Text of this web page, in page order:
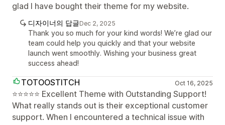
glad I have bought their theme for my website.
디자이너의 답글Dec 2, 2025
Thank you so much for your kind words! We’re glad our
team could help you quickly and that your website
launch went smoothly. Wishing your business great
success ahead!
TOTOOSTITCH Oct 16, 2025
⭐⭐⭐⭐⭐ Excellent Theme with Outstanding Support!
What really stands out is their exceptional customer
support. When I encountered a technical issue with